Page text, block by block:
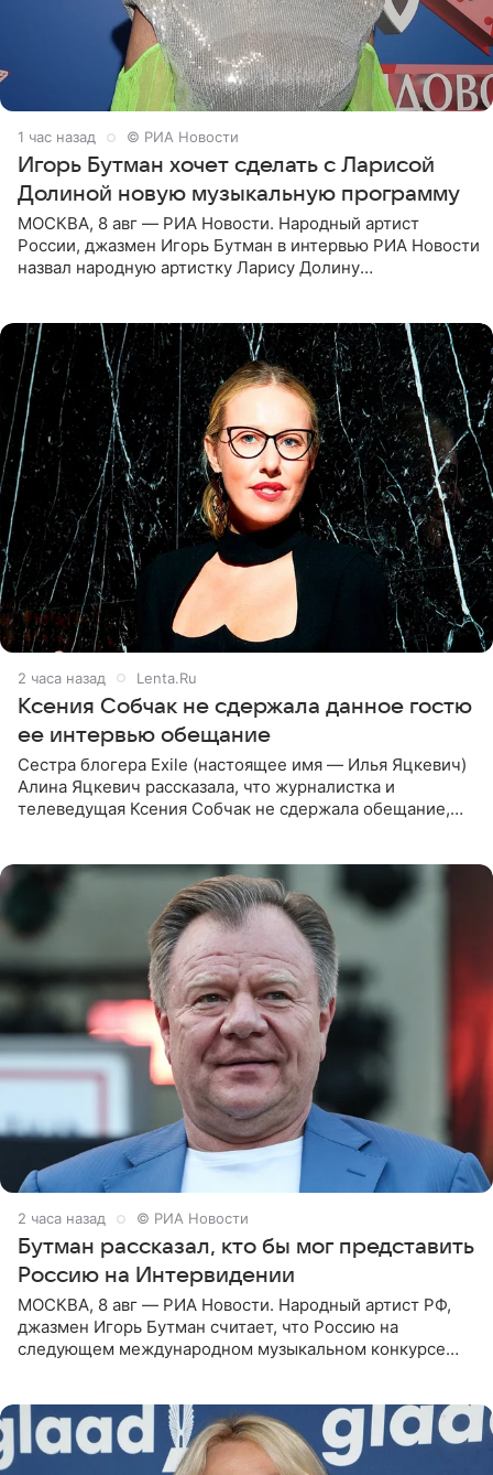
1 час назад © РИА Новости
Игорь Бутман хочет сделать с Ларисой
Долиной новую музыкальную программу
МОСКВА, 8 авг — РИА Новости. Народный артист
России, джазмен Игорь Бутман в интервью РИА Новости
назвал народную артистку Ларису Долину
2 часа назад Lenta.Ru
Ксения Собчак не сдержала данное гостю
ее интервью обещание
Сестра блогера Exile (настоящее имя — Илья Яцкевич)
Алина Яцкевич рассказала, что журналистка и
телеведущая Ксения Собчак не сдержала обещание,
2 часа назад © РИА Новости
Бутман рассказал, кто бы мог представить
Россию на Интервидении
МОСКВА, 8 авг — РИА Новости. Народный артист РФ,
джазмен Игорь Бутман считает, что Россию на
следующем международном музыкальном конкурсе